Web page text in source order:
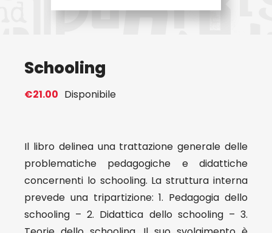
Schooling
€21.00 Disponibile
Il libro delinea una trattazione generale delle
problematiche pedagogiche e didattiche
concernenti lo schooling. La struttura interna
prevede una tripartizione: 1. Pedagogia dello
schooling – 2. Didattica dello schooling – 3.